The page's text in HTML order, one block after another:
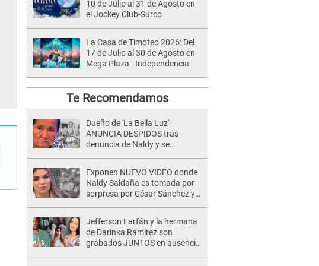
10 de Julio al 31 de Agosto en
el Jockey Club-Surco
La Casa de Timoteo 2026: Del
17 de Julio al 30 de Agosto en
Mega Plaza - Independencia
Te Recomendamos
Dueño de 'La Bella Luz'
ANUNCIA DESPIDOS tras
denuncia de Naldy y se
vulneradas"
Exponen NUEVO VIDEO donde
Naldy Saldaña es tomada por
sorpresa por César Sánchez y
Jefferson Farfán y la hermana
de Darinka Ramírez son
grabados JUNTOS en ausencia